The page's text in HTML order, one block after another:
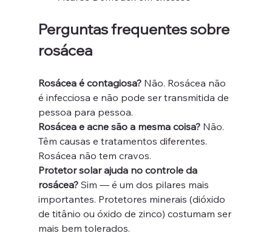
Perguntas frequentes sobre
rosácea
Rosácea é contagiosa? Não. Rosácea não
é infecciosa e não pode ser transmitida de
pessoa para pessoa.
Rosácea e acne são a mesma coisa? Não.
Têm causas e tratamentos diferentes.
Rosácea não tem cravos.
Protetor solar ajuda no controle da
rosácea? Sim — é um dos pilares mais
importantes. Protetores minerais (dióxido
de titânio ou óxido de zinco) costumam ser
mais bem tolerados.